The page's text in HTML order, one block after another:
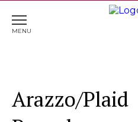
Home > Arazzo/
Arazzo/Plaid